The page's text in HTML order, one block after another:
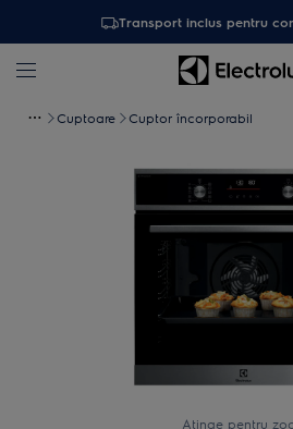
Transport inclus pentru
Cuptoare Cuptor încorporabil
Atinge pentru